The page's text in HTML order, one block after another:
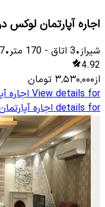
اجاره آپارتمان لوکس
شیراز•
3 اتاق -
170 متر•
7
4.92
از۳٬۵۳۰٬۰۰۰ تومان
View details for اجاره
details for اجاره